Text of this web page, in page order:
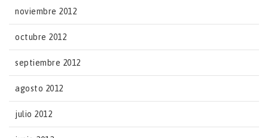
noviembre 2012
octubre 2012
septiembre 2012
agosto 2012
julio 2012